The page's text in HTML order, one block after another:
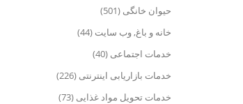
حیوان خانگی (501)
خانه و باغ, وب سایت (44)
خدمات اجتماعی (40)
خدمات بازاریابی اینترنتی (226)
خدمات تحویل مواد غذایی (73)